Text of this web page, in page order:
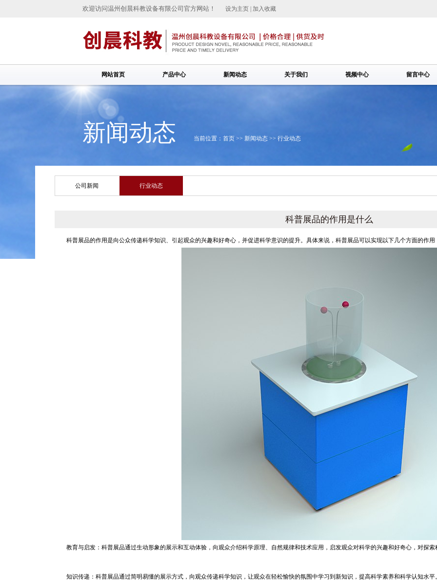
欢迎访问温州创晨科教设备有限公司官方网站！ 设为主页 加入收藏
网站首页 产品中心 新闻动态 关于我们 视频中心 留言中心
新闻动态 当前位置： 首页 >> 新闻动态 >> 行业动态
公司新闻 行业动态
科普展品的作用是什么
科普展品的作用是向公众传递科学知识、引起观众的兴趣和好奇心，并促进科学意识的提升。具体来说，科普展品可以实现以下几个方面的作用
教育与启发：科普展品通过生动形象的展示和互动体验，向观众介绍科学原理、自然规律和技术应用，启发观众对科学的兴趣和好奇心，对探
知识传递：科普展品通过简明易懂的展示方式，向观众传递科学知识，让观众在轻松愉快的氛围中学习到新知识，提高科学素养和科学认知水平